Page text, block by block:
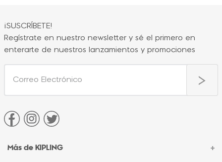
¡SUSCRÍBETE!
Regístrate en nuestro newsletter y sé el primero en
enterarte de nuestros lanzamientos y promociones
Más de KIPLING +